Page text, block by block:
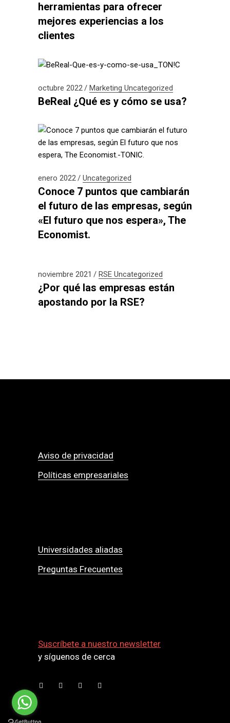
herramientas para ofrecer
mejores experiencias a los
clientes
octubre 2022 Marketing Uncategorized
BeReal ¿Qué es y cómo se usa?
enero 2022 Uncategorized
Conoce 7 puntos que cambiarán
el futuro de las empresas, según
«El futuro que nos espera», The
Economist.
noviembre 2021 RSE Uncategorized
¿Por qué las empresas están
apostando por la RSE?
Aviso de privacidad
Políticas empresariales
Universidades aliadas
Preguntas Frecuentes
Suscríbete a nuestro newsletter
y síguenos de cerca